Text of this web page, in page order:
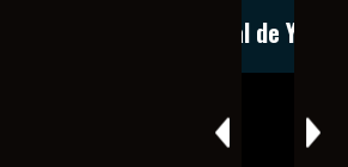
Conoce nuestro canal de YouTube